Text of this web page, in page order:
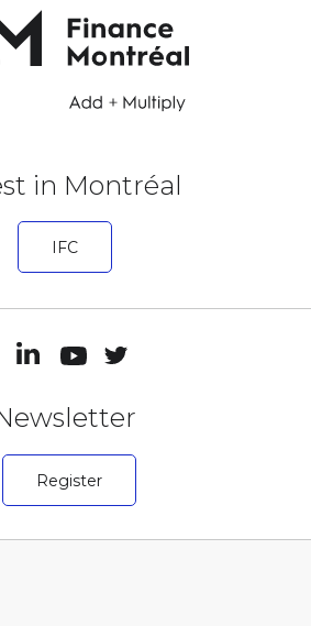
in Montréal
IFC
Register